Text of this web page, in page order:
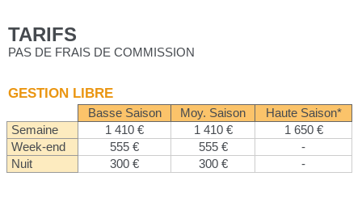
TARIFS
PAS DE FRAIS DE COMMISSION
GESTION LIBRE
Basse Saison Moy. Saison
Haute Saison*
Semaine
1 410 € 1 410 €
1 650 €
Week-end
555 € 555 €
-
Nuit
300 € 300 € -